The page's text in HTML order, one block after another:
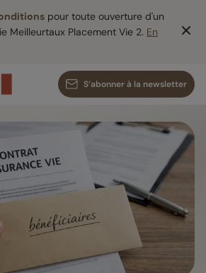
pour toute ouverture d'un
Meilleurtaux Placement Vie 2. En
S’abonner à la newsletter